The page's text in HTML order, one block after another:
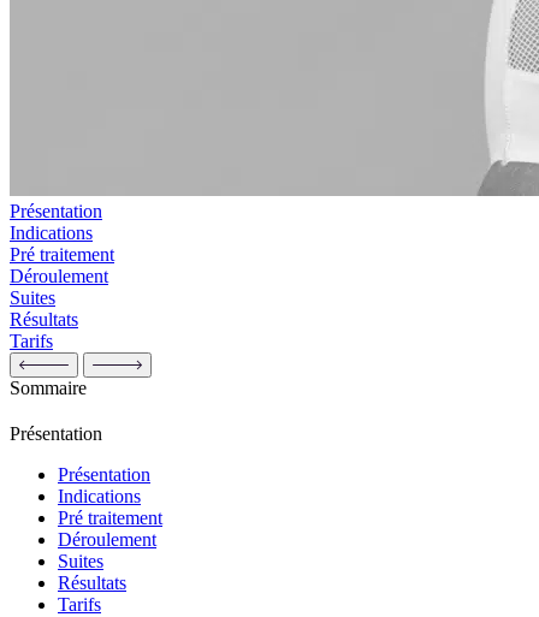
Présentation
Indications
Pré traitement
Déroulement
Suites
Résultats
Tarifs
Sommaire
Présentation
Présentation
Indications
Pré traitement
Déroulement
Suites
Résultats
Tarifs